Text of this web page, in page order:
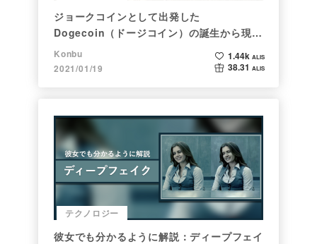
ジョークコインとして出発した
Dogecoin（ドージコイン）の誕生から現在
まで。注目される非証券性🐶
Konbu
2021/01/19
1.44k ALIS
38.31 ALIS
テクノロジー
彼女でも分かるように解説：ディープフェイ